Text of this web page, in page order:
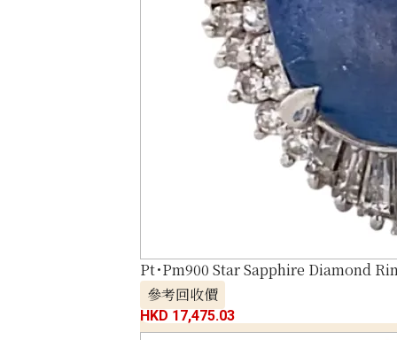
Pt･Pm900 Star Sapphire Diamond
參考回收價
HKD 17,475.03